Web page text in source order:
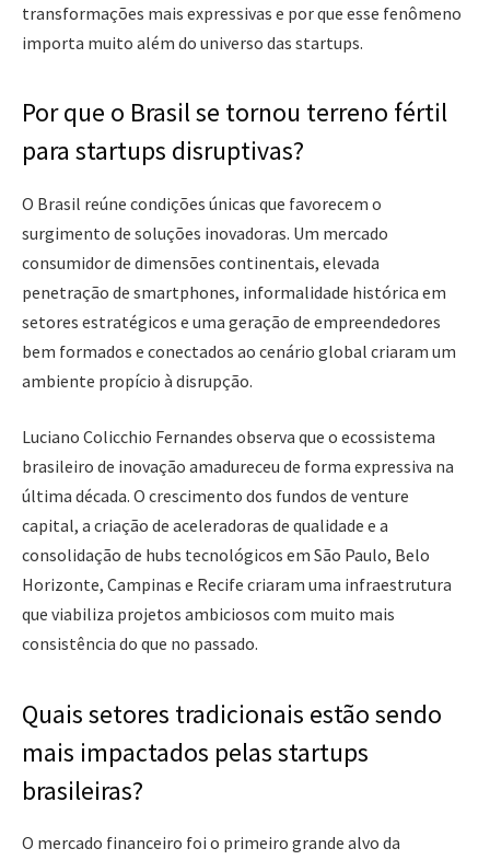
transformações mais expressivas e por que esse fenômeno
importa muito além do universo das startups.
Por que o Brasil se tornou terreno fértil
para startups disruptivas?
O Brasil reúne condições únicas que favorecem o
surgimento de soluções inovadoras. Um mercado
consumidor de dimensões continentais, elevada
penetração de smartphones, informalidade histórica em
setores estratégicos e uma geração de empreendedores
bem formados e conectados ao cenário global criaram um
ambiente propício à disrupção.
Luciano Colicchio Fernandes observa que o ecossistema
brasileiro de inovação amadureceu de forma expressiva na
última década. O crescimento dos fundos de venture
capital, a criação de aceleradoras de qualidade e a
consolidação de hubs tecnológicos em São Paulo, Belo
Horizonte, Campinas e Recife criaram uma infraestrutura
que viabiliza projetos ambiciosos com muito mais
consistência do que no passado.
Quais setores tradicionais estão sendo
mais impactados pelas startups
brasileiras?
O mercado financeiro foi o primeiro grande alvo da